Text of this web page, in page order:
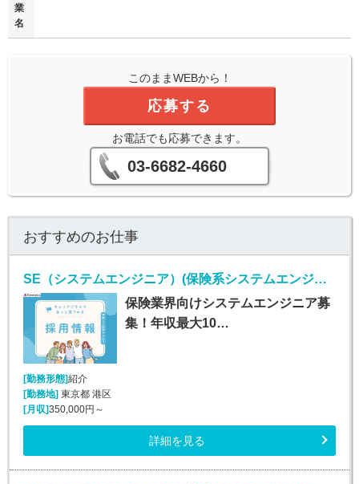
業
名
このままWEBから！
応募する
お電話でも応募できます。
03-6682-4660
おすすめのお仕事
SE（システムエンジニア）(保険系システムエンジニア/随時入社/正社員)
保険業界向けシステムエンジニア募
集！年収最大10…
[勤務形態]紹介
[勤務地]東京都 港区
[月収]350,000円～
詳細を見る